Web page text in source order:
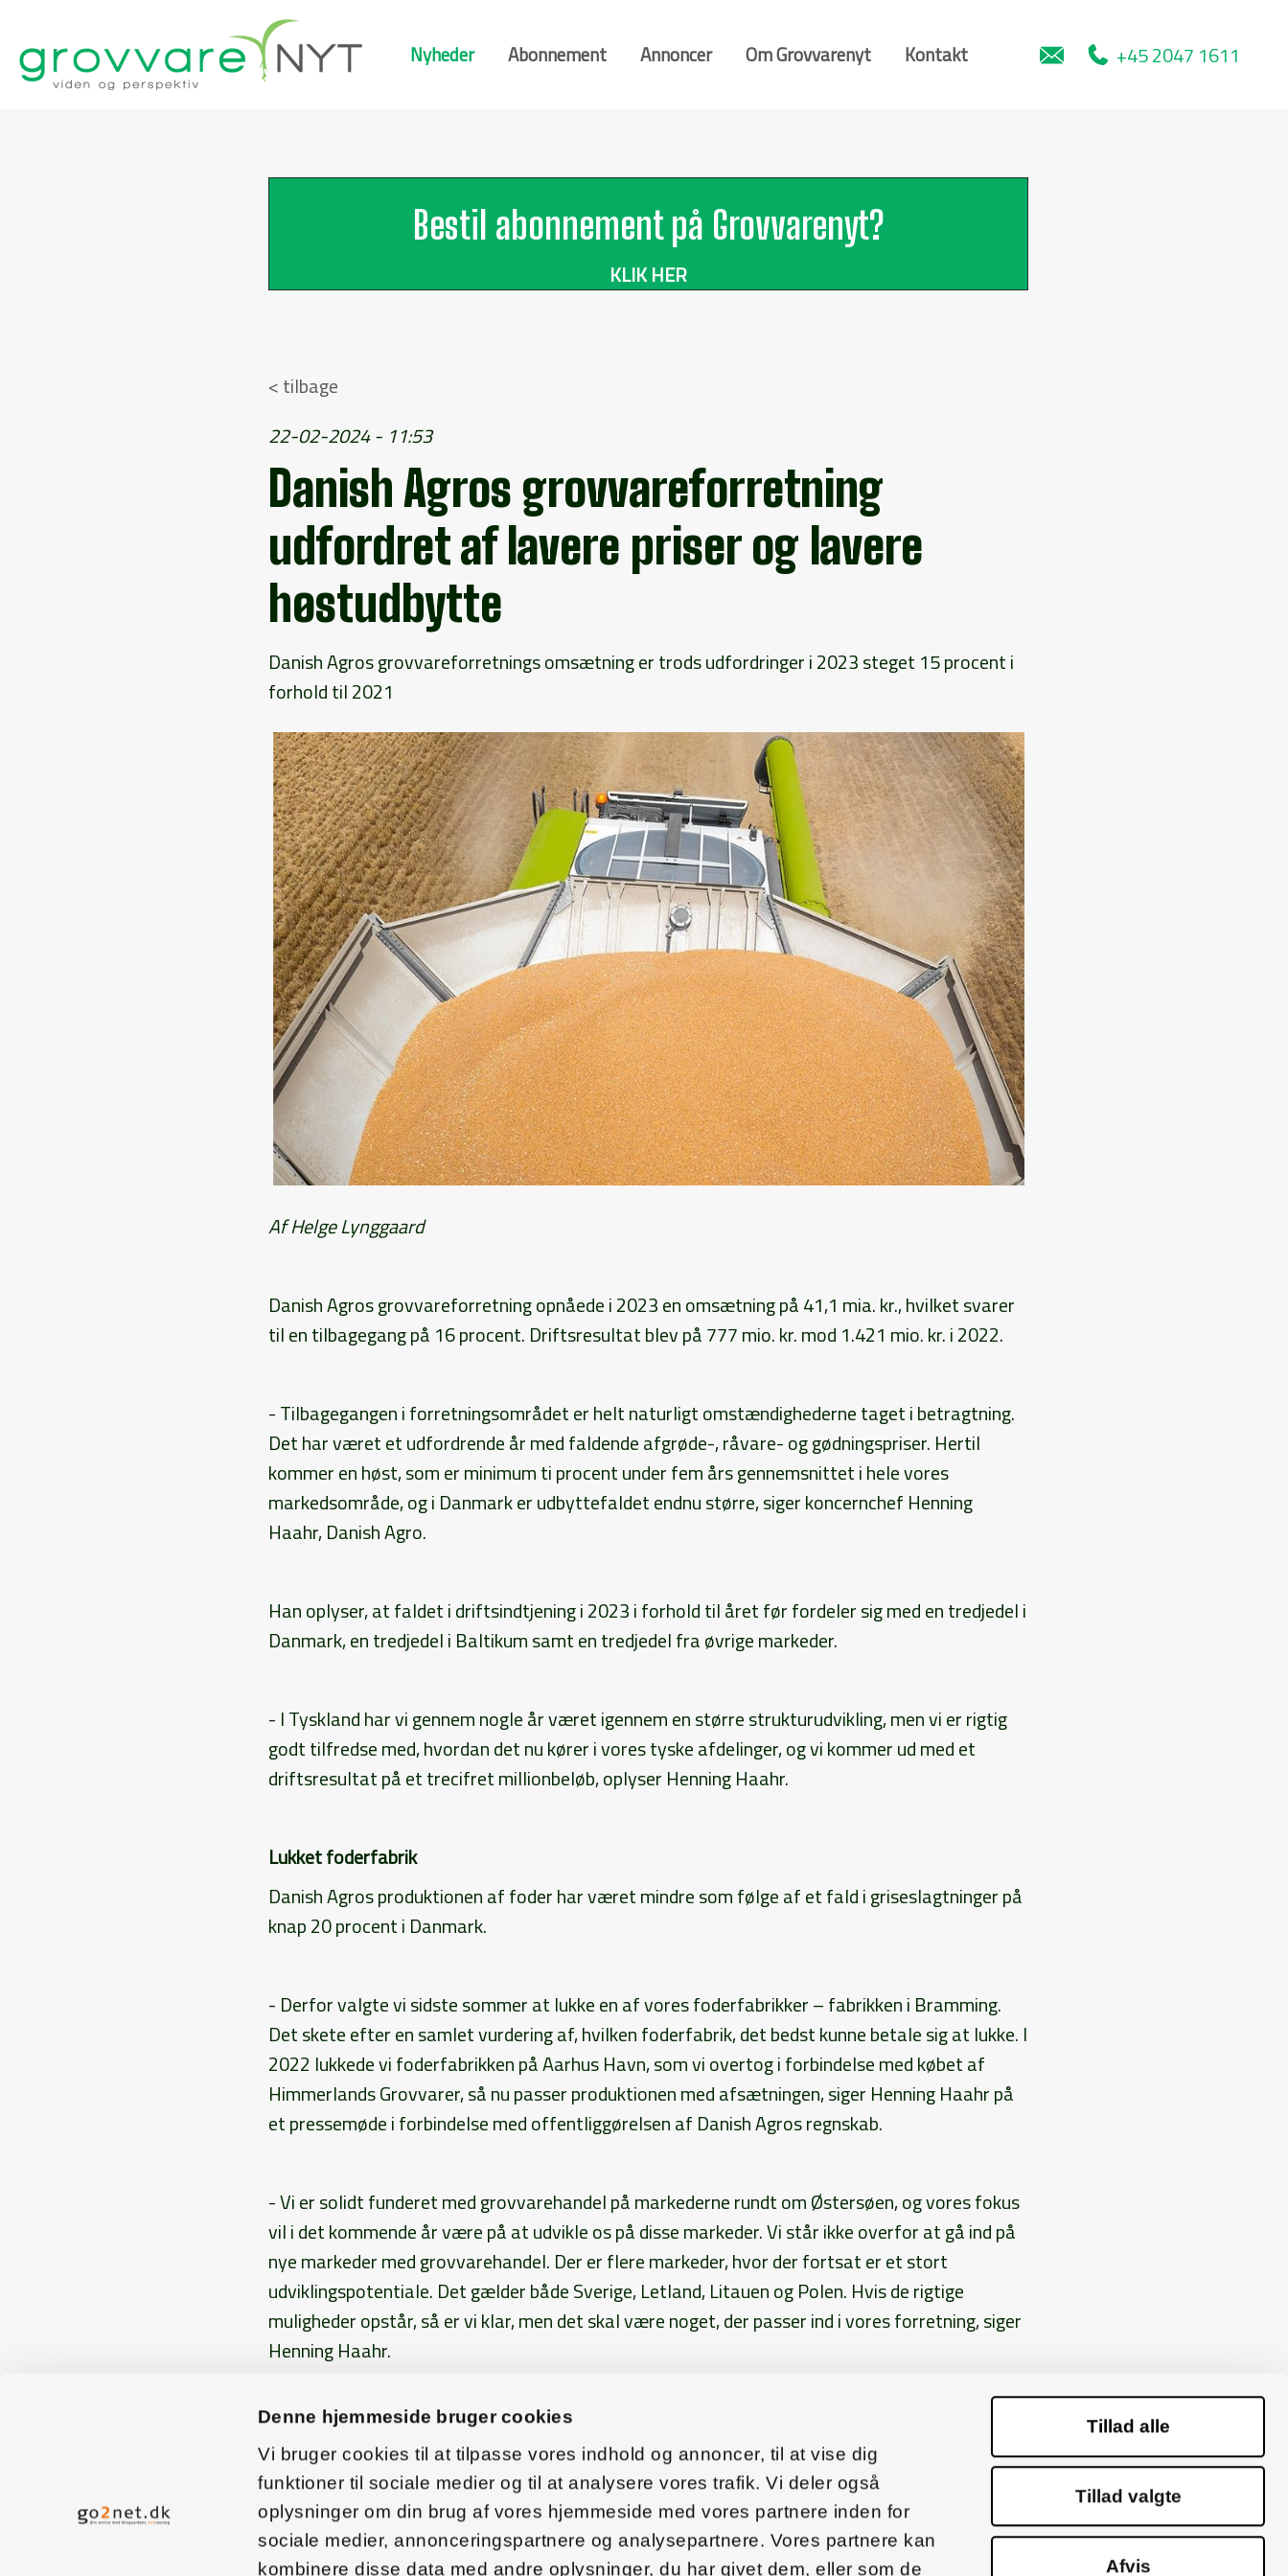
Denne hjemmeside bruger cookies
Vi bruger cookies til at tilpasse vores indhold og annoncer, til at vise dig
funktioner til sociale medier og til at analysere vores trafik. Vi deler også
oplysninger om din brug af vores hjemmeside med vores partnere inden for
sociale medier, annonceringspartnere og analysepartnere. Vores partnere kan
kombinere disse data med andre oplysninger, du har givet dem, eller som de
Tillad alle
Tillad valgte
Afvis
Nyheder Abonnement Annoncer Om Grovvarenyt Kontakt +45 2047 1611
Bestil abonnement på Grovvarenyt?
KLIK HER
< tilbage
22-02-2024 - 11:53
Danish Agros grovvareforretning
udfordret af lavere priser og lavere
høstudbytte
Danish Agros grovvareforretnings omsætning er trods udfordringer i 2023 steget 15 procent i
forhold til 2021
Af Helge Lynggaard
Danish Agros grovvareforretning opnåede i 2023 en omsætning på 41,1 mia. kr., hvilket svarer
til en tilbagegang på 16 procent. Driftsresultat blev på 777 mio. kr. mod 1.421 mio. kr. i 2022.
- Tilbagegangen i forretningsområdet er helt naturligt omstændighederne taget i betragtning.
Det har været et udfordrende år med faldende afgrøde-, råvare- og gødningspriser. Hertil
kommer en høst, som er minimum ti procent under fem års gennemsnittet i hele vores
markedsområde, og i Danmark er udbyttefaldet endnu større, siger koncernchef Henning
Haahr, Danish Agro.
Han oplyser, at faldet i driftsindtjening i 2023 i forhold til året før fordeler sig med en tredjedel i
Danmark, en tredjedel i Baltikum samt en tredjedel fra øvrige markeder.
- I Tyskland har vi gennem nogle år været igennem en større strukturudvikling, men vi er rigtig
godt tilfredse med, hvordan det nu kører i vores tyske afdelinger, og vi kommer ud med et
driftsresultat på et trecifret millionbeløb, oplyser Henning Haahr.
Lukket foderfabrik
Danish Agros produktionen af foder har været mindre som følge af et fald i griseslagtninger på
knap 20 procent i Danmark.
- Derfor valgte vi sidste sommer at lukke en af vores foderfabrikker – fabrikken i Bramming.
Det skete efter en samlet vurdering af, hvilken foderfabrik, det bedst kunne betale sig at lukke. I
2022 lukkede vi foderfabrikken på Aarhus Havn, som vi overtog i forbindelse med købet af
Himmerlands Grovvarer, så nu passer produktionen med afsætningen, siger Henning Haahr på
et pressemøde i forbindelse med offentliggørelsen af Danish Agros regnskab.
- Vi er solidt funderet med grovvarehandel på markederne rundt om Østersøen, og vores fokus
vil i det kommende år være på at udvikle os på disse markeder. Vi står ikke overfor at gå ind på
nye markeder med grovvarehandel. Der er flere markeder, hvor der fortsat er et stort
udviklingspotentiale. Det gælder både Sverige, Letland, Litauen og Polen. Hvis de rigtige
muligheder opstår, så er vi klar, men det skal være noget, der passer ind i vores forretning, siger
Henning Haahr.
Artikel fra Grovvarenyt 8-ekstra 22. februar 2024
< tilbage
Grovvarenyt Pressebureauet Aarhus Agro Food Park 15 8200 Aarhus N +45 2047 1611